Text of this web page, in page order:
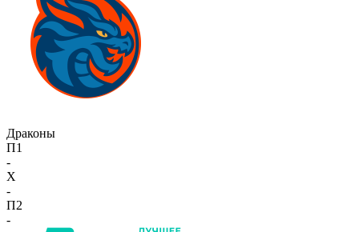
Драконы
П1
-
X
-
П2
-